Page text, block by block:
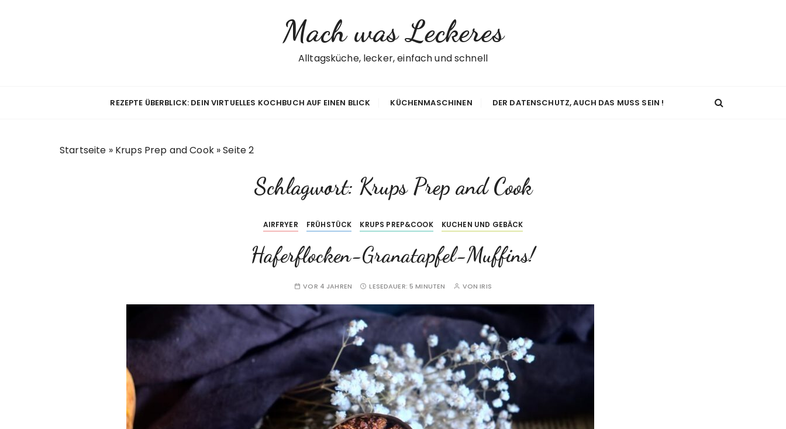
Mach was Leckeres
Alltagsküche, lecker, einfach und schnell
REZEPTE ÜBERBLICK: DEIN VIRTUELLES KOCHBUCH AUF EINEN BLICK KÜCHENMASCHINEN DER DATENSCHUTZ, AUCH DAS MUSS SEIN !
Startseite » Krups Prep and Cook»Seite 2
Schlagwort: Krups Prep and Cook
AIRFRYER FRÜHSTÜCK KRUPS PREP&COOK KUCHEN UND GEBÄCK
Haferflocken-Granatapfel-Muffins!
VOR 4 JAHREN LESEDAUER:5 MINUTEN VONIRIS